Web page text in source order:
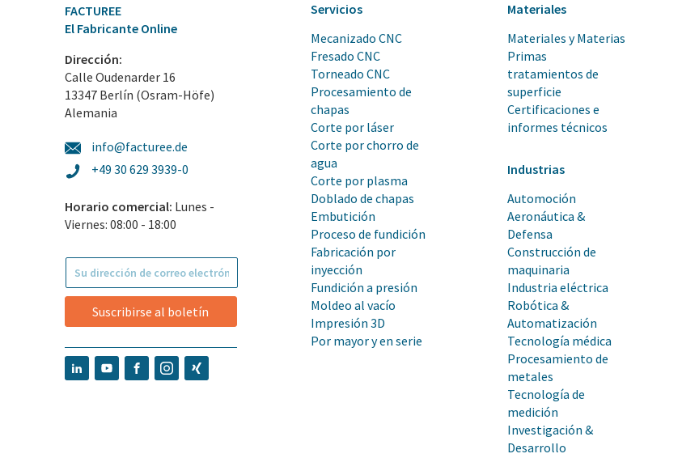
FACTUREE
El Fabricante Online
Dirección:
Calle Oudenarder 16
13347 Berlín (Osram-Höfe)
Alemania
info@facturee.de
+49 30 629 3939-0
Horario comercial: Lunes -
Viernes: 08:00 - 18:00
Suscribirse al boletín
Servicios
Mecanizado CNC
Fresado CNC
Torneado CNC
Procesamiento de
chapas
Corte por láser
Corte por chorro de
agua
Corte por plasma
Doblado de chapas
Embutición
Proceso de fundición
Fabricación por
inyección
Fundición a presión
Moldeo al vacío
Impresión 3D
Por mayor y en serie
Materiales
Materiales y Materias
Primas
tratamientos de
superficie
Certificaciones e
informes técnicos
Industrias
Automoción
Aeronáutica &
Defensa
Construcción de
maquinaria
Industria eléctrica
Robótica &
Automatización
Tecnología médica
Procesamiento de
metales
Tecnología de
medición
Investigación &
Desarrollo